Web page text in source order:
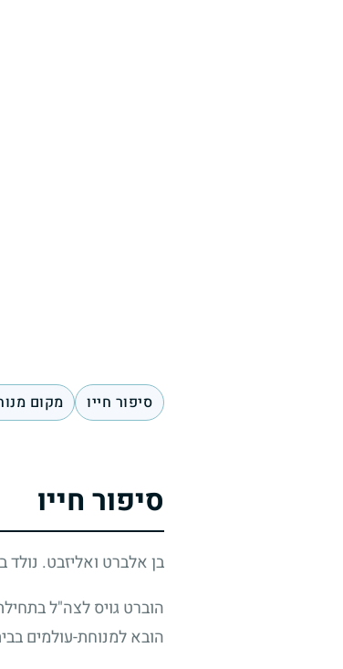
סיפור חייו מקום
סיפור חייו
בן אלברט ואליזבט.
הוברט גויס לצה"ל
הובא למנוחת-עולמים